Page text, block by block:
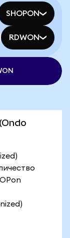
SHOPON
RDWON